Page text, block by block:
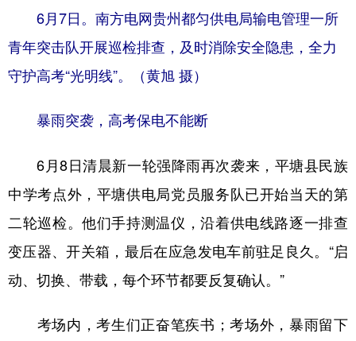
广西 海南 重庆
四川 贵州 云南 西藏
陕西 甘肃
多语种频道
English Español Français عربى
Deutsch Português
6月7日。南方电网贵州都匀供电局输电管理一所
青年突击队开展巡检排查，及时消除安全隐患，全力
守护高考“光明线”。（黄旭 摄）
暴雨突袭，高考保电不能断
6月8日清晨新一轮强降雨再次袭来，平塘县民族
中学考点外，平塘供电局党员服务队已开始当天的第
二轮巡检。他们手持测温仪，沿着供电线路逐一排查
变压器、开关箱，最后在应急发电车前驻足良久。“启
动、切换、带载，每个环节都要反复确认。”
考场内，考生们正奋笔疾书；考场外，暴雨留下